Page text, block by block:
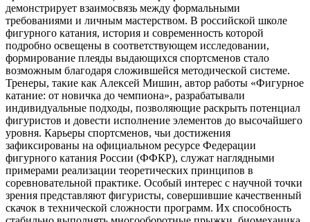
демонстрирует взаимосвязь между формальными
требованиями и личным мастерством. В российской школе
фигурного катания, история и современность которой
подробно освещены в соответствующем исследовании,
формирование плеяды выдающихся спортсменов стало
возможным благодаря сложившейся методической системе.
Тренеры, такие как Алексей Мишин, автор работы «Фигурное
катание: от новичка до чемпиона», разрабатывали
индивидуальные подходы, позволяющие раскрыть потенциал
фигуристов и довести исполнение элементов до высочайшего
уровня. Карьеры спортсменов, чьи достижения
зафиксированы на официальном ресурсе Федерации
фигурного катания России (ФФКР), служат наглядными
примерами реализации теоретических принципов в
соревновательной практике. Особый интерес с научной точки
зрения представляют фигуристы, совершившие качественный
скачок в технической сложности программ. Их способность